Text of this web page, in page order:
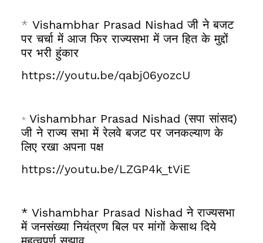
* Vishambhar Prasad Nishad जी ने बजट
पर चर्चा में आज फिर राज्यसभा में जन हित के मुद्दों
पर भरी हुंकार
https://youtu.be/qabj06yozcU
* Vishambhar Prasad Nishad (सपा सांसद)
जी ने राज्य सभा में रेलवे बजट पर जनकल्याण के
लिए रखा अपना पक्ष
https://youtu.be/LZGP4k_tViE
* Vishambhar Prasad Nishad ने राज्यसभा
में जनसंख्या नियंत्रण बिल पर मांगों केसाथ दिये